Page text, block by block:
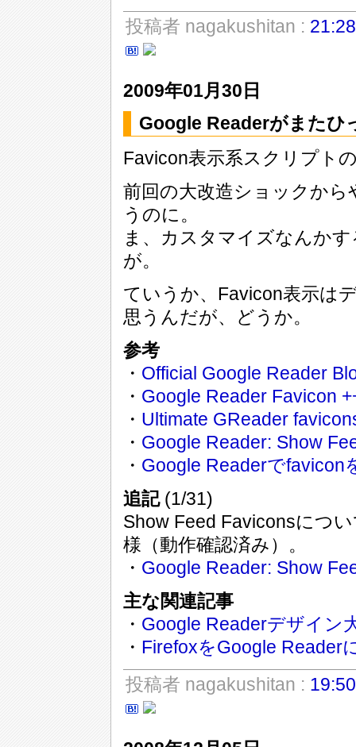
投稿者 nagakushitan : 21:28
2009年01月30日
Google Readerがまたひ
Favicon表示系スクリプト
前回の大改造ショックか
うのに。
ま、カスタマイズなんか
が。
ていうか、Favicon表示は
思うんだが、どうか。
参考
・ Official Google Reader
・ Google Reader Favicon
・ Ultimate GReader
・ Google Reader: Show
・ Google Readerでfavicon
追記(1/31)
Show Feed Faviconsにつ
様（動作確認済み）。
・ Google Reader: Show
主な関連記事
・ Google Readerデザイン
・ FirefoxをGoogle Reader
投稿者 nagakushitan : 19:50